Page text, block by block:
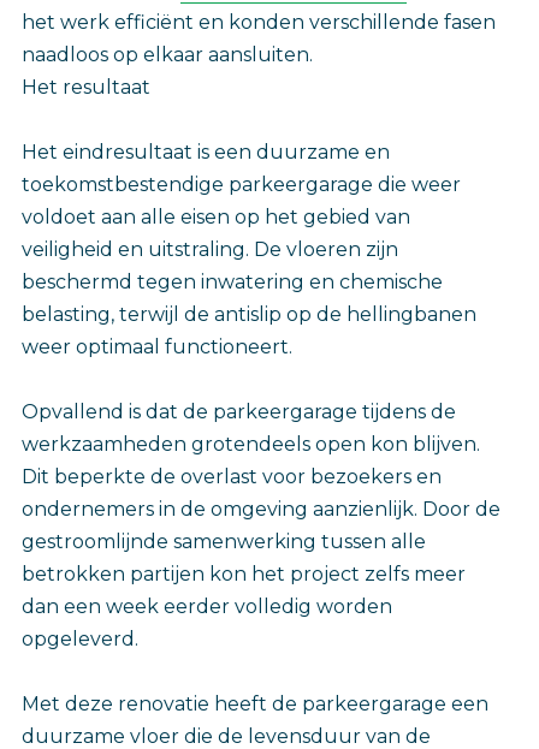
het werk efficiënt en konden verschillende fasen
naadloos op elkaar aansluiten.
Het resultaat
Het eindresultaat is een duurzame en
toekomstbestendige parkeergarage die weer
voldoet aan alle eisen op het gebied van
veiligheid en uitstraling. De vloeren zijn
beschermd tegen inwatering en chemische
belasting, terwijl de antislip op de hellingbanen
weer optimaal functioneert.
Opvallend is dat de parkeergarage tijdens de
werkzaamheden grotendeels open kon blijven.
Dit beperkte de overlast voor bezoekers en
ondernemers in de omgeving aanzienlijk. Door de
gestroomlijnde samenwerking tussen alle
betrokken partijen kon het project zelfs meer
dan een week eerder volledig worden
opgeleverd.
Met deze renovatie heeft de parkeergarage een
duurzame vloer die de levensduur van de